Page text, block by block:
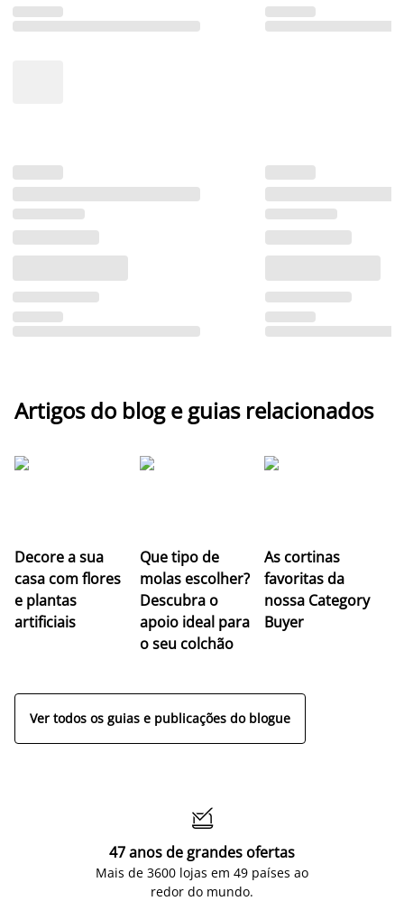
Artigos do blog e guias relacionados
Decore a sua
casa com flores
e plantas
artificiais
Que tipo de
molas escolher?
Descubra o
apoio ideal para
o seu colchão
As cortinas
favoritas da
nossa Category
Buyer
Ver todos os guias e publicações do blogue

47 anos de grandes ofertas
Mais de 3600 lojas em 49 países ao
redor do mundo.